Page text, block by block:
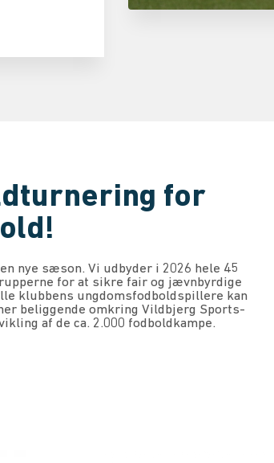
for
nye sæson. Vi udbyder i 2026 hele 45
for at sikre fair og jævnbyrdige
klubbens ungdomsfodboldspillere kan
beliggende omkring Vildbjerg Sports-
af de ca. 2.000 fodboldkampe.